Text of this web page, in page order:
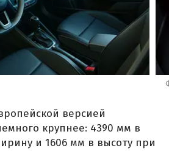
версией
крупнее: 4390 мм в
и 1606 мм в высоту при